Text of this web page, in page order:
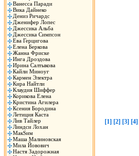
Ванесса Паради
Вика Дайнеко
Дениз Ричардс
Дженифер Лопес
Джессика Альба
Джессика Симпсон
Ева Герцигова
Елена Беркова
Жанна Фриске
Инга Дроздова
Ирина Салтыкова
Кайли Миноуг
Кармен Электра
Кира Найтли
Клаудия Шиффер
Корикова Елена
Кристина Агилера
Ксения Бородина
Летиция Каста
Лив Тайлер
Линдси Лохан
МакSим
Маша Малиновская
Мила Йовович
Настя Задорожная
[1] [2] [3] [4]